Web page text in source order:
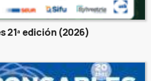
21ª edición (2026)